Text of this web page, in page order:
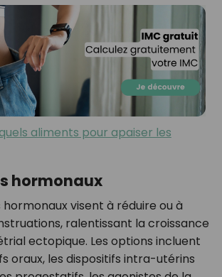
aliments pour apaiser les
hormonaux
visent à réduire ou à
ralentissant la croissance
ectopique. Les options incluent
oraux, les dispositifs intra-utérins